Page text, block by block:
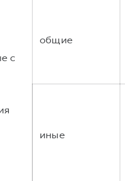
с
общие
иные